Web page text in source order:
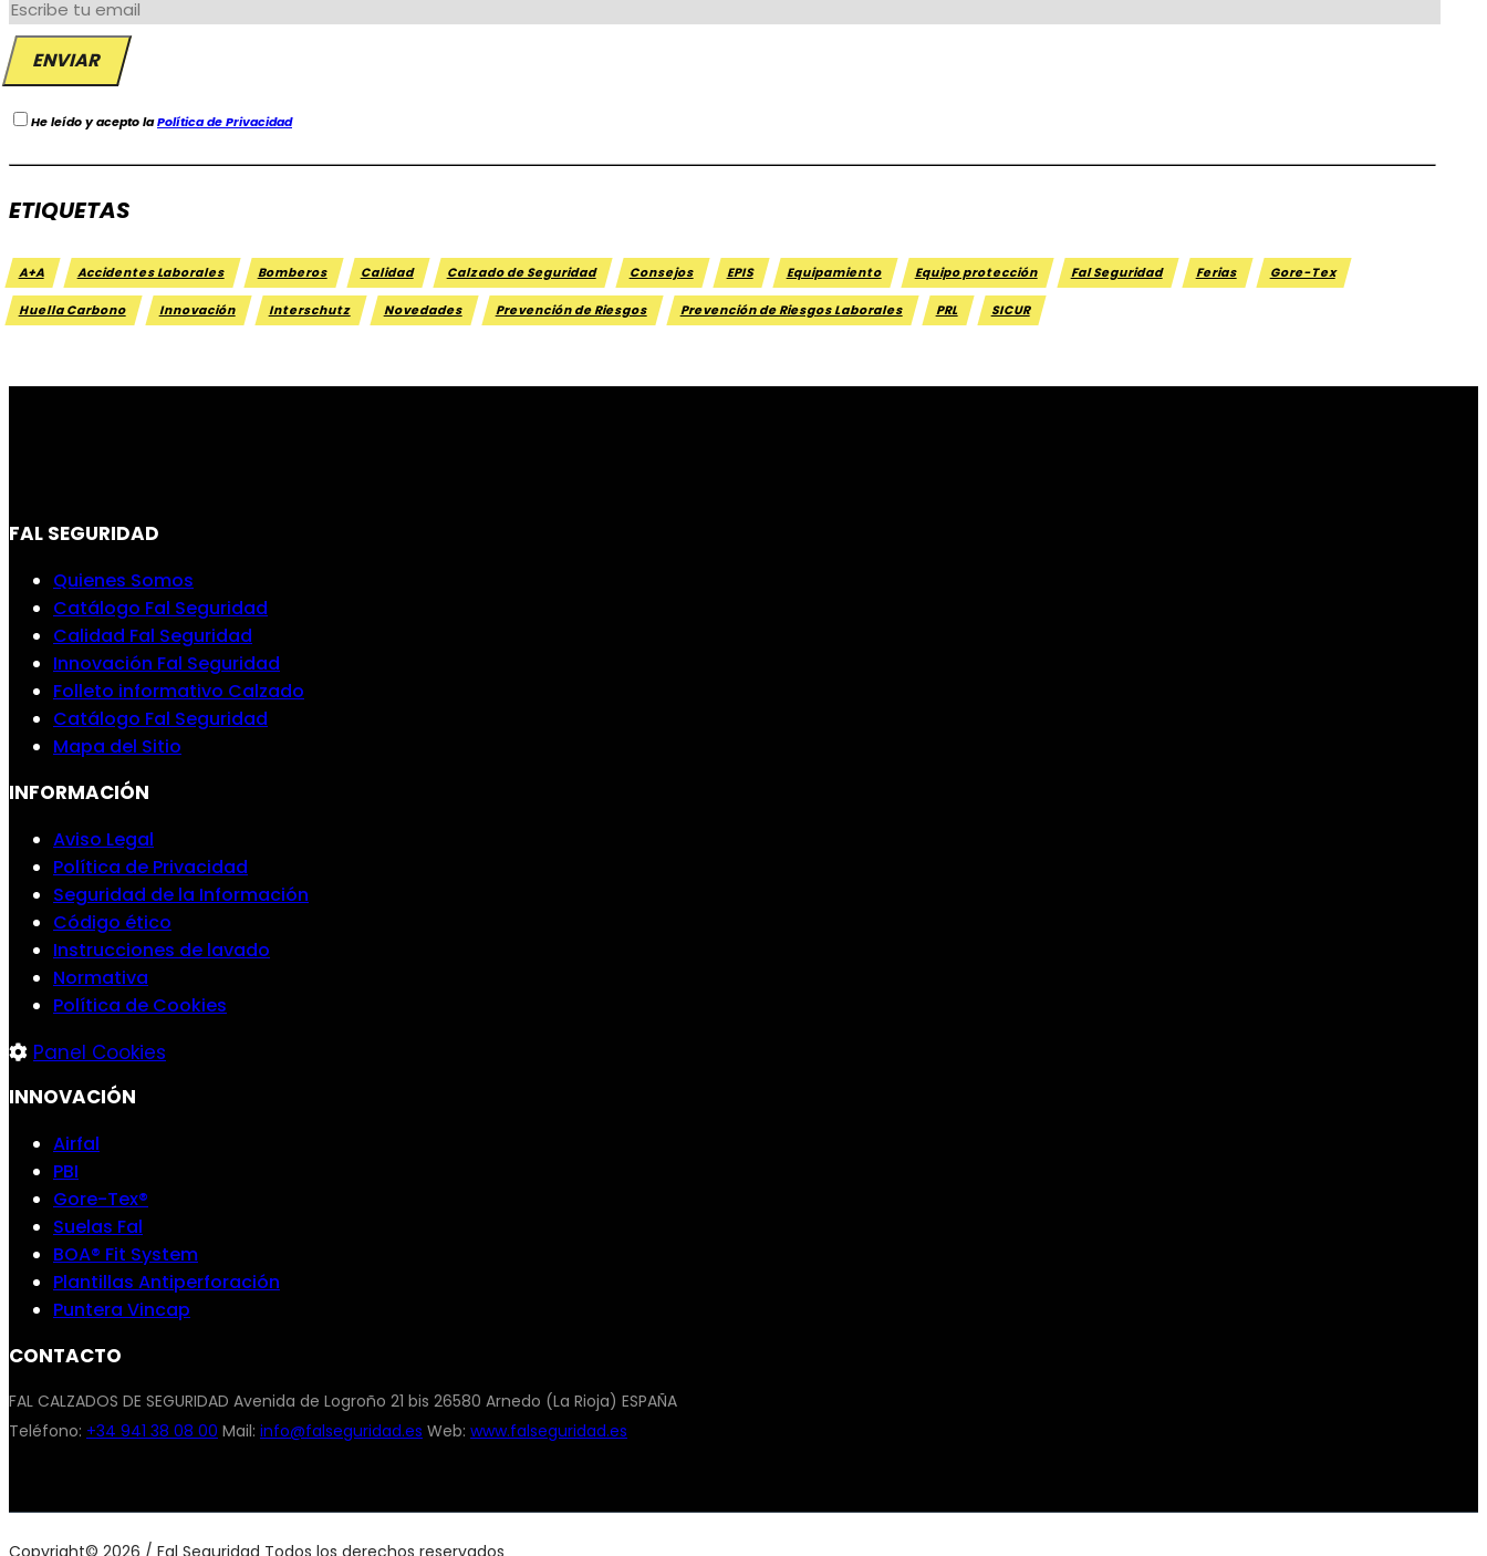
He leído y acepto laPolítica de Privacidad
ETIQUETAS
A+A Accidentes Laborales Bomberos Calidad Calzado de Seguridad Consejos EPIS Equipamiento Equipo protección Fal Seguridad Ferias Gore-Tex
Huella Carbono Innovación Interschutz Novedades Prevención de Riesgos Prevención de Riesgos Laborales PRL SICUR
FAL SEGURIDAD
Quienes Somos
Catálogo Fal Seguridad
Calidad Fal Seguridad
Innovación Fal Seguridad
Folleto informativo Calzado
Catálogo Fal Seguridad
Mapa del Sitio
INFORMACIÓN
Aviso Legal
Política de Privacidad
Seguridad de la Información
Código ético
Instrucciones de lavado
Normativa
Política de Cookies
Panel Cookies
INNOVACIÓN
Airfal
PBI
Gore-Tex®
Suelas Fal
BOA® Fit System
Plantillas Antiperforación
Puntera Vincap
CONTACTO
FAL CALZADOS DE SEGURIDAD Avenida de Logroño 21 bis 26580 Arnedo (La Rioja) ESPAÑA
Teléfono: +34 941 38 08 00 Mail: info@falseguridad.es Web: www.falseguridad.es
Copyright© 2026 / Fal Seguridad Todos los derechos reservados